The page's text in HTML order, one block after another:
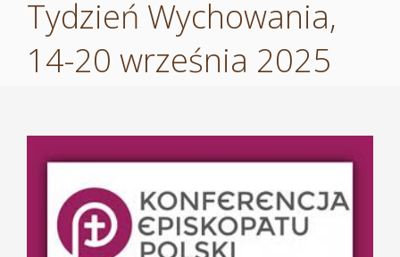
Tydzień Wychowania,
14-20 września 2025
większy